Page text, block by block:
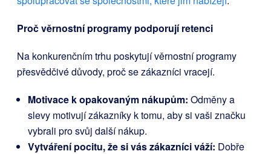
Proč věrnostní programy podporují retenci
Na konkurenčním trhu poskytují věrnostní programy
přesvědčivé důvody, proč se zákazníci vracejí.
Motivace k opakovaným nákupům: Odměny a
slevy motivují zákazníky k tomu, aby si vaši značku
vybrali pro svůj další nákup.
Vytváření pocitu, že si vás zákazníci váží: Dobře